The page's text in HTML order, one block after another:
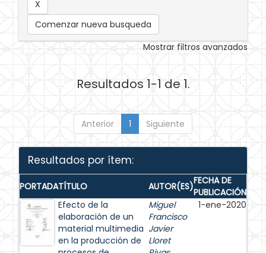
Comenzar nueva busqueda
Mostrar filtros avanzados
Resultados 1-1 de 1.
Anterior 1 Siguiente
Resultados por ítem:
PORTADATÍTULO AUTOR(ES)FECHA DE
PUBLICACIÓN
Efecto de la
elaboración de un
material multimedia
en la producción de
Miguel
Francisco
Javier
Lloret
1-ene-2020